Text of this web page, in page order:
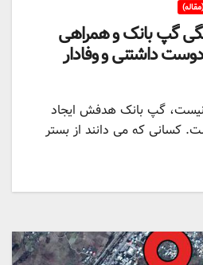
گپ بانک و همراهی
گپ بانک هدفش ایجاد
کسانی که می دانند از بستر